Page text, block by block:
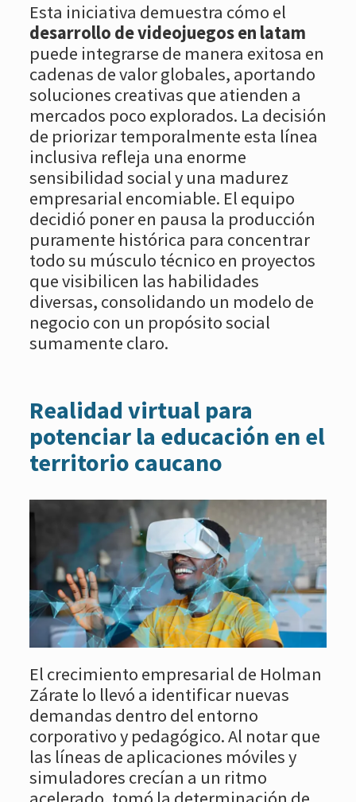
Esta iniciativa demuestra cómo el
desarrollo de videojuegos en latam
puede integrarse de manera exitosa en
cadenas de valor globales, aportando
soluciones creativas que atienden a
mercados poco explorados. La decisión
de priorizar temporalmente esta línea
inclusiva refleja una enorme
sensibilidad social y una madurez
empresarial encomiable. El equipo
decidió poner en pausa la producción
puramente histórica para concentrar
todo su músculo técnico en proyectos
que visibilicen las habilidades
diversas, consolidando un modelo de
negocio con un propósito social
sumamente claro.
Realidad virtual para
potenciar la educación en el
territorio caucano
El crecimiento empresarial de Holman
Zárate lo llevó a identificar nuevas
demandas dentro del entorno
corporativo y pedagógico. Al notar que
las líneas de aplicaciones móviles y
simuladores crecían a un ritmo